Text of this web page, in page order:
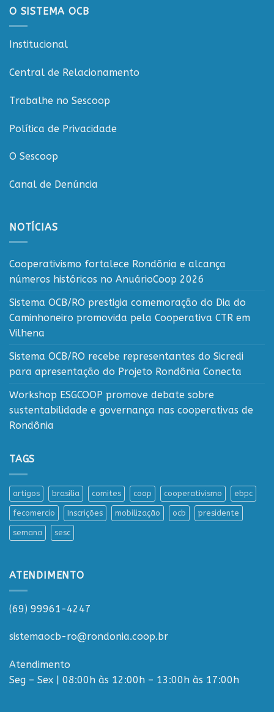
cooperativismo
O SISTEMA OCB
Institucional
Central de Relacionamento
Trabalhe no Sescoop
Política de Privacidade
O Sescoop
Canal de Denúncia
NOTÍCIAS
Cooperativismo fortalece Rondônia e alcança
números históricos no AnuárioCoop 2026
Sistema OCB/RO prestigia comemoração do Dia do
Caminhoneiro promovida pela Cooperativa CTR em
Vilhena
Sistema OCB/RO recebe representantes do Sicredi
para apresentação do Projeto Rondônia Conecta
Workshop ESGCOOP promove debate sobre
sustentabilidade e governança nas cooperativas de
Rondônia
TAGS
artigos brasilia comites coop cooperativismo ebpc
fecomercio Inscrições mobilização ocb presidente
semana sesc
ATENDIMENTO
(69) 99961-4247
sistemaocb-ro@rondonia.coop.br
Atendimento
Seg – Sex | 08:00h às 12:00h – 13:00h às 17:00h